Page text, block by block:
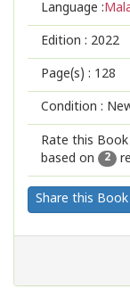
Language :
Edition : 2022
Page(s) : 128
Condition :
Rate this Book
based on
2
Share this Book